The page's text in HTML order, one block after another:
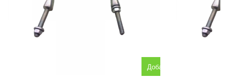
Добавяне